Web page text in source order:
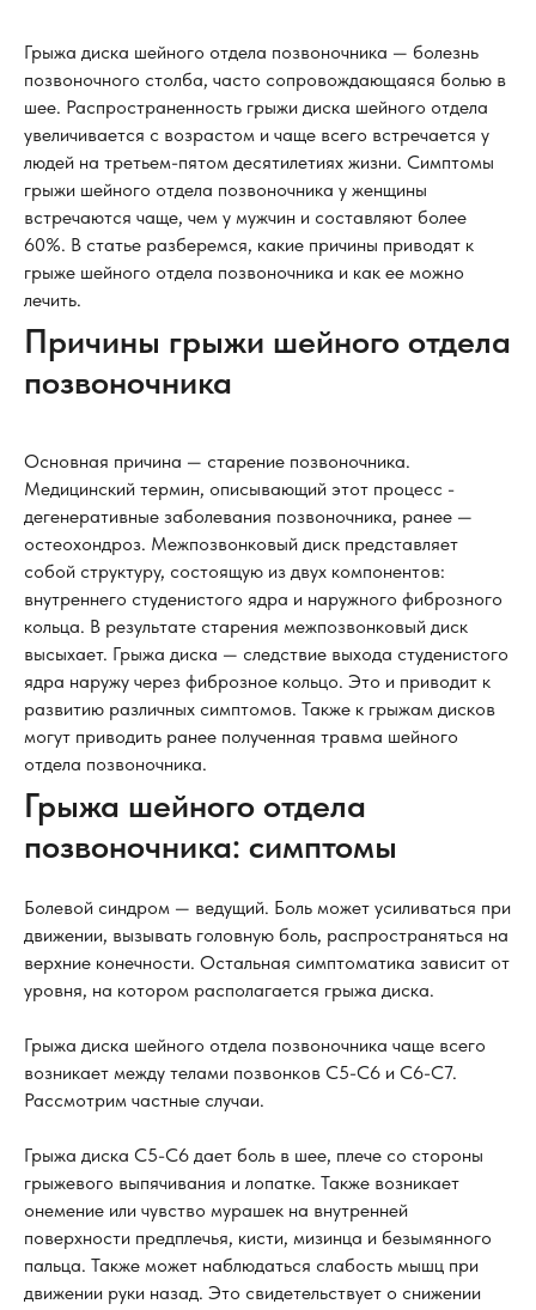
Грыжа диска шейного отдела позвоночника — болезнь
позвоночного столба, часто сопровождающаяся болью в
шее. Распространенность грыжи диска шейного отдела
увеличивается с возрастом и чаще всего встречается у
людей на третьем-пятом десятилетиях жизни. Симптомы
грыжи шейного отдела позвоночника у женщины
встречаются чаще, чем у мужчин и составляют более
60%. В статье разберемся, какие причины приводят к
грыже шейного отдела позвоночника и как ее можно
лечить.
Причины грыжи шейного отдела
позвоночника
Основная причина — старение позвоночника.
Медицинский термин, описывающий этот процесс -
дегенеративные заболевания позвоночника, ранее —
остеохондроз. Межпозвонковый диск представляет
собой структуру, состоящую из двух компонентов:
внутреннего студенистого ядра и наружного фиброзного
кольца. В результате старения межпозвонковый диск
высыхает. Грыжа диска — следствие выхода студенистого
ядра наружу через фиброзное кольцо. Это и приводит к
развитию различных симптомов. Также к грыжам дисков
могут приводить ранее полученная травма шейного
отдела позвоночника.
Грыжа шейного отдела
позвоночника: симптомы
Болевой синдром — ведущий. Боль может усиливаться при
движении, вызывать головную боль, распространяться на
верхние конечности. Остальная симптоматика зависит от
уровня, на котором располагается грыжа диска.
Грыжа диска шейного отдела позвоночника чаще всего
возникает между телами позвонков C5-C6 и C6-C7.
Рассмотрим частные случаи.
Грыжа диска C5-C6 дает боль в шее, плече со стороны
грыжевого выпячивания и лопатке. Также возникает
онемение или чувство мурашек на внутренней
поверхности предплечья, кисти, мизинца и безымянного
пальца. Также может наблюдаться слабость мышц при
движении руки назад. Это свидетельствует о снижении